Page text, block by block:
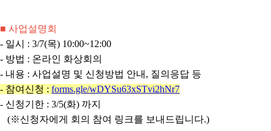
■ 사업설명회
- 일시 : 3/7(목) 10:00~12:00
- 방법 : 온라인 화상회의
- 내용 : 사업설명 및 신청방법 안내, 질의응답 등
- 참여신청 : forms.gle/wDYSu63xSTvi2hNr7
- 신청기한 : 3/5(화) 까지
(※신청자에게 회의 참여 링크를 보내드립니다.)